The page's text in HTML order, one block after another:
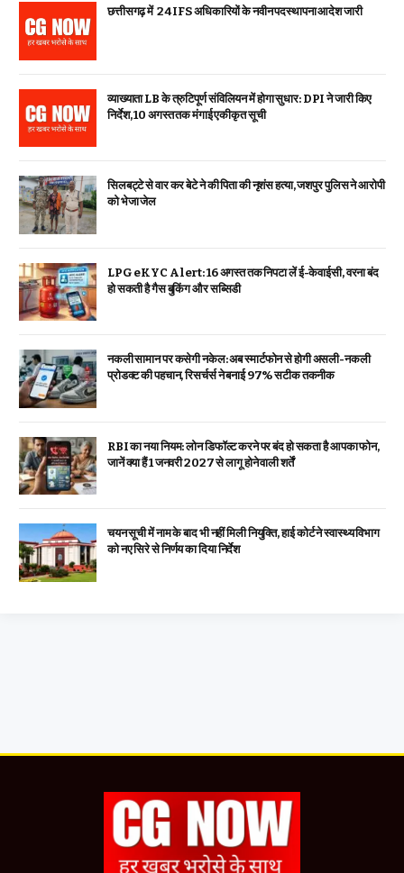
छत्तीसगढ़ में 24 IFS अधिकारियों के नवीन पदस्थापना आदेश जारी
व्याख्याता LB के त्रुटिपूर्ण संविलियन में होगा सुधार: DPI ने जारी किए
निर्देश, 10 अगस्त तक मंगाई एकीकृत सूची
सिलबट्टे से वार कर बेटे ने की पिता की नृशंस हत्या, जशपुर पुलिस ने आरोपी
को भेजा जेल
LPG eKYC Alert: 16 अगस्त तक निपटा लें ई-केवाईसी, वरना बंद
हो सकती है गैस बुकिंग और सब्सिडी
नकली सामान पर कसेगी नकेल: अब स्मार्टफोन से होगी असली-नकली
प्रोडक्ट की पहचान, रिसर्चर्स ने बनाई 97% सटीक तकनीक
RBI का नया नियम: लोन डिफॉल्ट करने पर बंद हो सकता है आपका फोन,
जानें क्या हैं 1 जनवरी 2027 से लागू होने वाली शर्तें
चयन सूची में नाम के बाद भी नहीं मिली नियुक्ति, हाई कोर्ट ने स्वास्थ्य विभाग
को नए सिरे से निर्णय का दिया निर्देश